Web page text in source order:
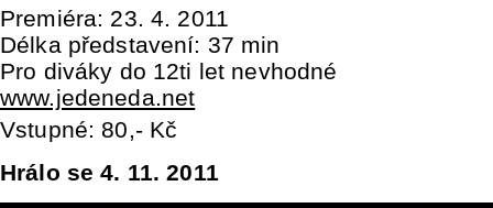
Premiéra: 23. 4. 2011
Délka představení: 37 min
Pro diváky do 12ti let nevhodné
www.jedeneda.net
Vstupné: 80,- Kč
Hrálo se 4. 11. 2011